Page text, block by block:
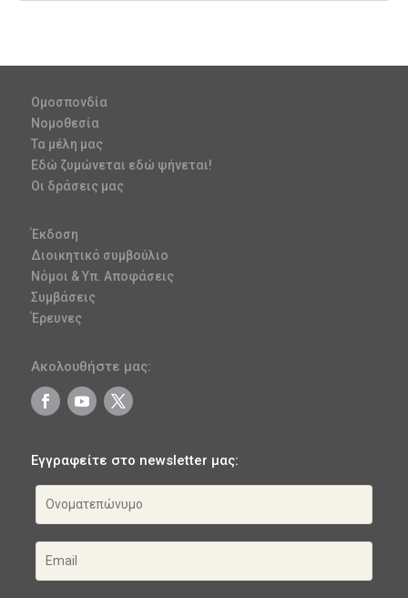
Ομοσπονδία
Νομοθεσία
Τα μέλη μας
Εδώ ζυμώνεται εδώ ψήνεται!
Οι δράσεις μας
Έκδοση
Διοικητικό συμβούλιο
Νόμοι & Υπ. Αποφάσεις
Συμβάσεις
Έρευνες
Ακολουθήστε μας:
Εγγραφείτε στο newsletter μας: